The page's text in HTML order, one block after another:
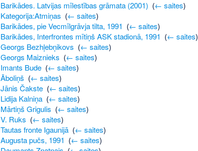
Barikādes. Latvijas mīlestības grāmata (2001) (← saites)
Kategorija:Atmiņas (← saites)
Barikādes, pie Vecmīlgrāvja tilta, 1991 (← saites)
Barikādes, Interfrontes mītiņš ASK stadionā, 1991 (← saites)
Georgs Bezhļebņikovs (← saites)
Georgs Maiznieks (← saites)
Imants Bude‎ (← saites)
Āboliņš (← saites)
Jānis Čakste‎ (← saites)
Lidija Kalniņa‎ (← saites)
Mārtiņš Grigulis (← saites)
V. Ruks (← saites)
Tautas fronte Igaunijā‎ (← saites)
Augusta pučs, 1991 (← saites)